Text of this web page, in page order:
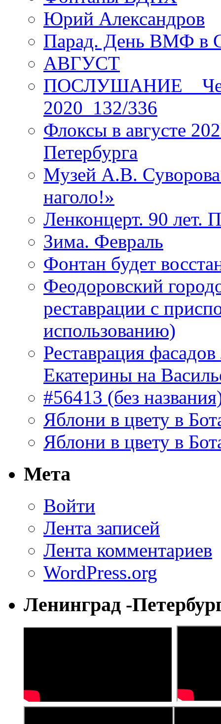
Юрий Александров
Парад. День ВМФ в
АВГУСТ
ПОСЛУШАНИЕ _
2020_132/336
Флоксы в августе
Петербурга
Музей А.В.
наголо!»
Ленконцерт. 90 лет.
Зима. Февраль
Фонтан будет
Феодоровский
реставрации с
использованию)
Реставрация
Екатерины на
#56413 (без
Яблони в цвету в
Яблони в цвету в
Мета
Войти
Лента записей
Лента комментариев
WordPress.org
Ленинград -